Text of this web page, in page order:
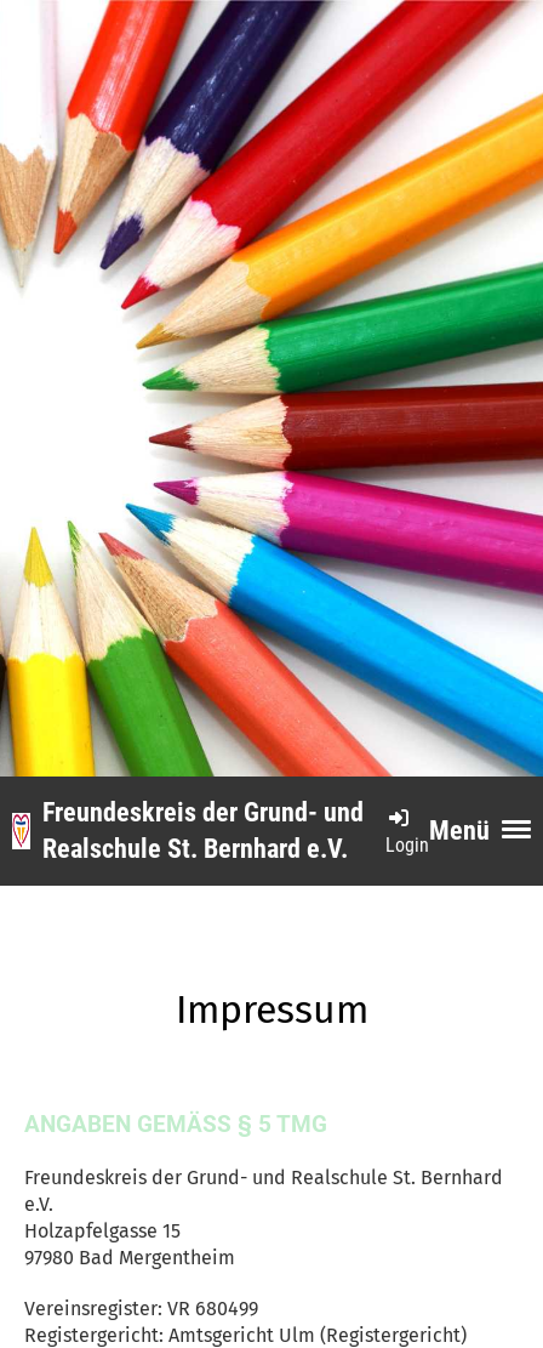
Menü
Login
Freundeskreis der Grund- und
Realschule St. Bernhard e.V.
Impressum
ANGABEN GEMÄSS § 5 TMG
Freundeskreis der Grund- und Realschule St. Bernhard
e.V.
Holzapfelgasse 15
97980 Bad Mergentheim
Vereinsregister: VR 680499
Registergericht: Amtsgericht Ulm (Registergericht)